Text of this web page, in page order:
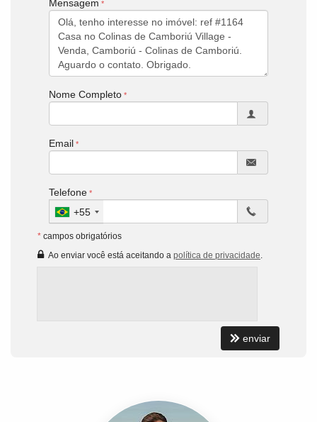
Mensagem
Nome Completo
Email
Telefone
+55
* campos obrigatórios
Ao enviar você está aceitando a política de privacidade
enviar